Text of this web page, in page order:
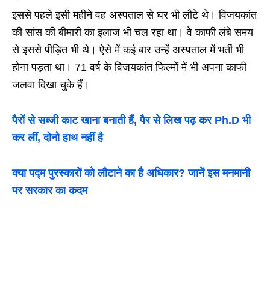
इससे पहले इसी महीने वह अस्पताल से घर भी लौटे थे। विजयकांत
की सांस की बीमारी का इलाज भी चल रहा था। वे काफी लंबे समय
से इससे पीड़ित भी थे। ऐसे में कई बार उन्हें अस्पताल में भर्ती भी
होना पड़ता था। 71 वर्ष के विजयकांत फिल्मों में भी अपना काफी
जलवा दिखा चुके हैं।
पैरों से सब्जी काट खाना बनाती हैं, पैर से लिख पढ़ कर Ph.D भी
कर लीं, दोनो हाथ नहीं है
क्या पद्म पुरस्कारों को लौटाने का है अधिकार? जानें इस मनमानी
पर सरकार का कदम